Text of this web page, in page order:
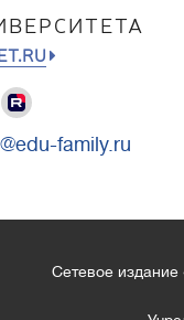
family.ru
Сетевое издание